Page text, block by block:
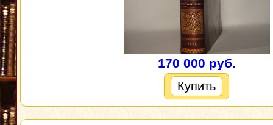
170 000 руб.
Купить